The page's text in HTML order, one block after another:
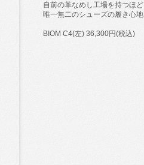
自前の革なめし工場を持つほ
唯一無二のシューズの履き心地
BIOM C4(左) 36,300円(税込)